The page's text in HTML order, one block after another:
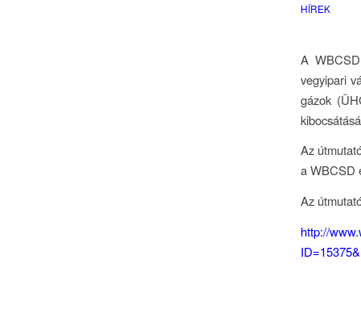
HÍREK
A
vegyipari
gázok
Az
a WBCSD
Az
http://